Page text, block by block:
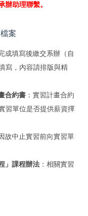
辦助理聯繫。
案
成填寫後繳交系辦（自
寫，內容請排版與精
合約書 ：實習計畫合約
習單位是否提供薪資擇
故中止實習前向實習單
」課程辦法 ：相關實習